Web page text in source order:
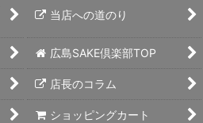
当店への道のり
広島SAKE倶楽部TOP
店長のコラム
ショッピングカート